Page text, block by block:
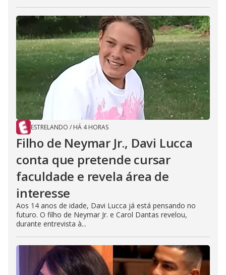
ESTRELANDO / HÁ 4 HORAS
Filho de Neymar Jr., Davi Lucca
conta que pretende cursar
faculdade e revela área de
interesse
Aos 14 anos de idade, Davi Lucca já está pensando no
futuro. O filho de Neymar Jr. e Carol Dantas revelou,
durante entrevista à...